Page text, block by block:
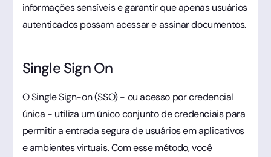
informações sensíveis e garantir que apenas usuários
autenticados possam acessar e assinar documentos.
Single Sign On
O Single Sign-on (SSO) - ou acesso por credencial
única - utiliza um único conjunto de credenciais para
permitir a entrada segura de usuários em aplicativos
e ambientes virtuais. Com esse método, você